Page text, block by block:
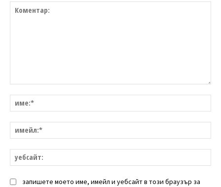
запишете моето име, имейл и уебсайт в този браузър за